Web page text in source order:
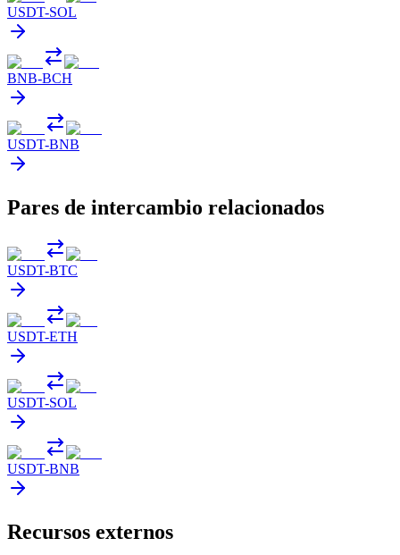
USDT-SOL
BNB-BCH
USDT-BNB
Pares de intercambio relacionados
USDT-BTC
USDT-ETH
USDT-SOL
USDT-BNB
Recursos externos